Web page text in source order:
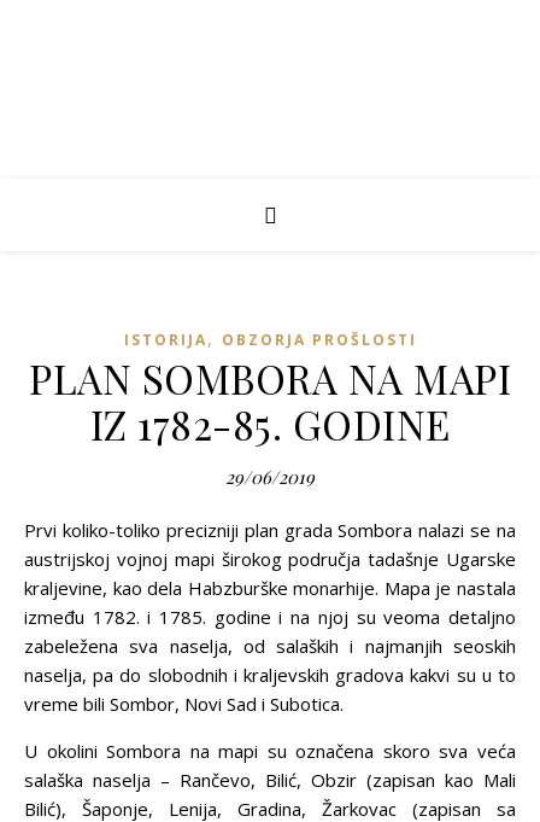
ISTORIJA, OBZORJA PROŠLOSTI
PLAN SOMBORA NA MAPI
IZ 1782-85. GODINE
29/06/2019
Prvi koliko-toliko precizniji plan grada Sombora nalazi se na
austrijskoj vojnoj mapi širokog područja tadašnje Ugarske
kraljevine, kao dela Habzburške monarhije. Mapa je nastala
između 1782. i 1785. godine i na njoj su veoma detaljno
zabeležena sva naselja, od salaških i najmanjih seoskih
naselja, pa do slobodnih i kraljevskih gradova kakvi su u to
vreme bili Sombor, Novi Sad i Subotica.
U okolini Sombora na mapi su označena skoro sva veća
salaška naselja – Rančevo, Bilić, Obzir (zapisan kao Mali
Bilić), Šaponje, Lenija, Gradina, Žarkovac (zapisan sa